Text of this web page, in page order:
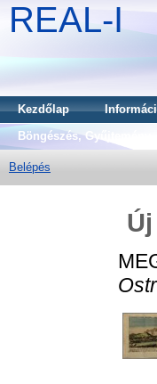
REAL-I
Kezdőlap
Böngészés, Gyűjtemény
Belépés